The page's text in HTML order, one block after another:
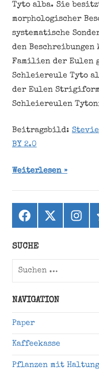
Tyto alba. Sie
morphologischer
systematische
den
Familien der Eulen
Schleiereule Tyto
der Eulen
Schleiereulen
Beitragsbild: Stevie
BY 2.0
Weiterlesen
Facebook
X
(ehemals
SUCHE
Suchen
NAVIGATION
Paper
Kaffeekasse
Pflanzen mit Haltung